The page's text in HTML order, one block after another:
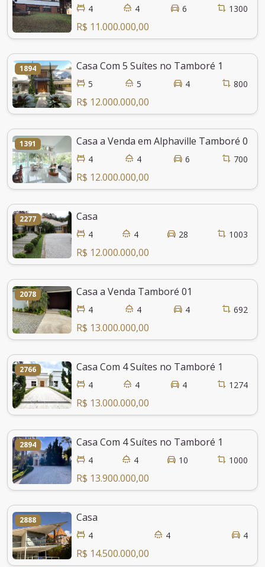
4 4 6 1300
R$ 11.000.000,00
1894 Casa Com 5 Suítes no Tamboré 1
5 5 4 800
R$ 12.000.000,00
1391 Casa a Venda em Alphaville Tamboré 01
4 4 6 700
R$ 12.000.000,00
2277 Casa
4 4 28 1003
R$ 12.000.000,00
2078 Casa a Venda Tamboré 01
4 4 4 692
R$ 13.000.000,00
2766 Casa Com 4 Suítes no Tamboré 1
4 4 4 1274
R$ 13.000.000,00
2894 Casa Com 4 Suítes no Tamboré 1
4 4 10 1000
R$ 13.900.000,00
2888 Casa
4 4 4
R$ 14.500.000,00